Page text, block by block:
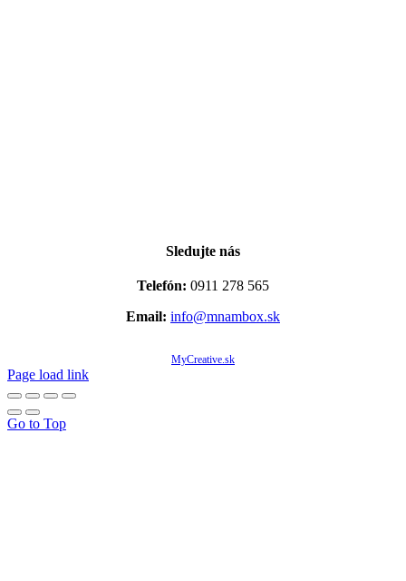
Sledujte nás
Telefón: 0911 278 565
Email: info@mnambox.sk
MyCreative.sk
Page load link
Go to Top